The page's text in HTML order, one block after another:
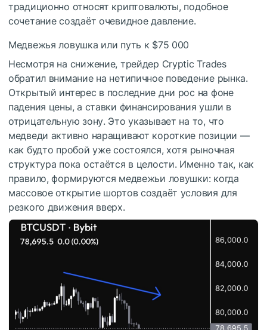
традиционно относят криптовалюты, подобное
сочетание создаёт очевидное давление.
Медвежья ловушка или путь к $75 000
Несмотря на снижение, трейдер Cryptic Trades
обратил внимание на нетипичное поведение рынка.
Открытый интерес в последние дни рос на фоне
падения цены, а ставки финансирования ушли в
отрицательную зону. Это указывает на то, что
медведи активно наращивают короткие позиции —
как будто пробой уже состоялся, хотя рыночная
структура пока остаётся в целости. Именно так, как
правило, формируются медвежьи ловушки: когда
массовое открытие шортов создаёт условия для
резкого движения вверх.